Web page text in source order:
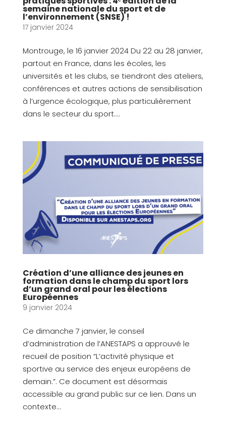
semaine nationale du sport et de
l’environnement (SNSE) !
17 janvier 2024
Montrouge, le 16 janvier 2024 Du 22 au 28 janvier,
partout en France, dans les écoles, les
universités et les clubs, se tiendront des ateliers,
conférences et autres actions de sensibilisation
à l’urgence écologique, plus particulièrement
dans le secteur du sport....
Création d’une alliance des jeunes en
formation dans le champ du sport lors
d’un grand oral pour les élections
Européennes
9 janvier 2024
Ce dimanche 7 janvier, le conseil
d’administration de l’ANESTAPS a approuvé le
recueil de position “L’activité physique et
sportive au service des enjeux européens de
demain.”. Ce document est désormais
accessible au grand public sur ce lien. Dans un
contexte...